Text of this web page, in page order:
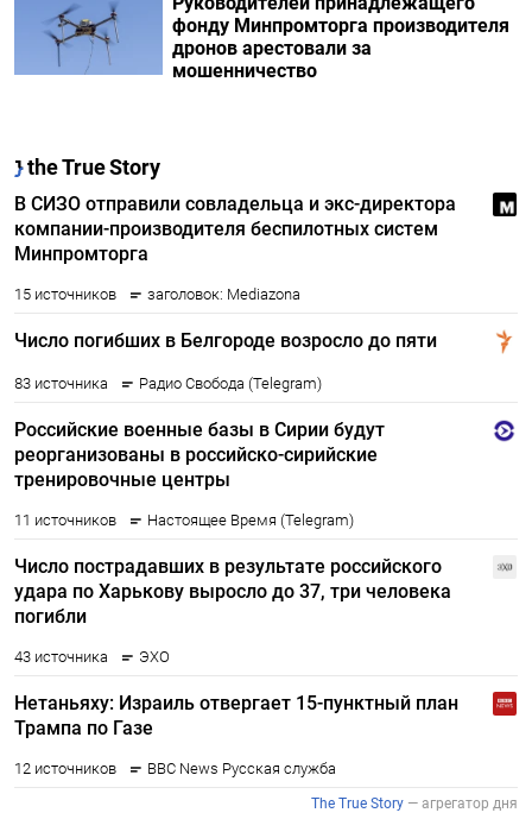
фонду Минпромторга производителя
дронов арестовали за
мошенничество